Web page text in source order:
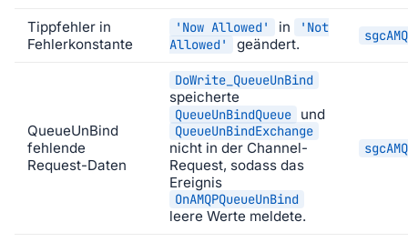
Tippfehler in
Fehlerkonstante
'Now Allowed' in
'Not
Allowed'
geändert.
QueueUnBind
fehlende
Request-Daten
DoWrite_QueueUnBind
speicherte
QueueUnBindQueue und
QueueUnBindExchange
nicht in der Channel-
Request, sodass das
Ereignis
OnAMQPQueueUnBind
leere Werte meldete.